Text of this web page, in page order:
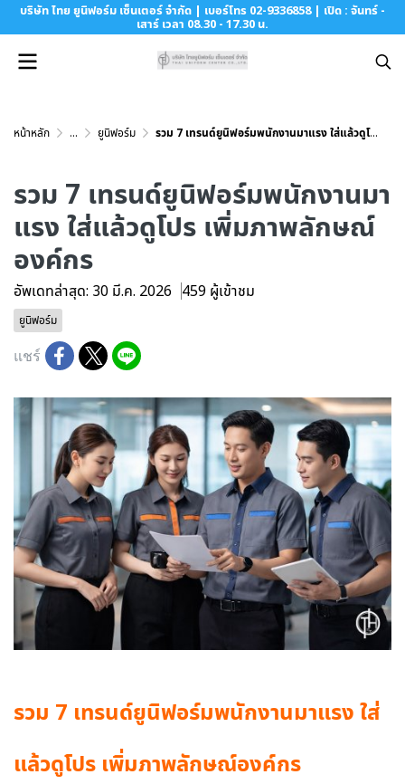
บริษัท ไทย ยูนิฟอร์ม เซ็นเตอร์ จำกัด | เบอร์โทร 02-9336858 | เปิด : จันทร์ -
เสาร์ เวลา 08.30 - 17.30 น.
หน้าหลัก ... ยูนิฟอร์ม รวม 7 เทรนด์ยูนิฟอร์มพนักงานมาแรง ใส่แล้วดูโปร เพิ่มภาพลักษณ์องค์กร
รวม 7 เทรนด์ยูนิฟอร์มพนักงานมา
แรง ใส่แล้วดูโปร เพิ่มภาพลักษณ์
องค์กร
อัพเดทล่าสุด: 30 มี.ค. 2026 459 ผู้เข้าชม
ยูนิฟอร์ม
แชร์
รวม 7 เทรนด์ยูนิฟอร์มพนักงานมาแรง ใส่
แล้วดูโปร เพิ่มภาพลักษณ์องค์กร